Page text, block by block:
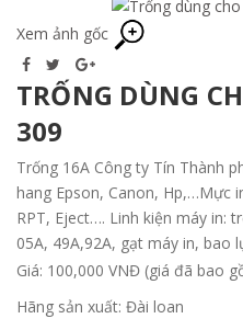
Xem ảnh gốc
TRỐNG DÙNG
309
Trống 16A Công ty Tín Thành
hang Epson, Canon, Hp,…Mực
RPT, Eject…. Linh kiện máy in:
05A, 49A,92A, gạt máy in, bao
Giá: 100,000 VNĐ (giá đã bao
Hãng sản xuất: Đài loan